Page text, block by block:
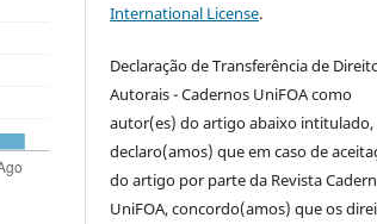
International License.
Declaração de Transferência de
Autorais - Cadernos UniFOA como
autor(es) do artigo abaixo intitulado,
declaro(amos) que em caso de
do artigo por parte da Revista
UniFOA, concordo(amos) que os